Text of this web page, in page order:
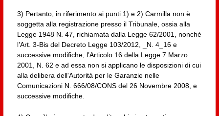
3) Pertanto, in riferimento ai punti 1) e 2) Carmilla non è
soggetta alla registrazione presso il Tribunale, ossia alla
Legge 1948 N. 47, richiamata dalla Legge 62/2001, nonché
l’Art. 3-Bis del Decreto Legge 103/2012, _N. 4_16 e
successive modifiche, l’Articolo 16 della Legge 7 Marzo
2001, N. 62 e ad essa non si applicano le disposizioni di cui
alla delibera dell'Autorità per le Garanzie nelle
Comunicazioni N. 666/08/CONS del 26 Novembre 2008, e
successive modifiche.